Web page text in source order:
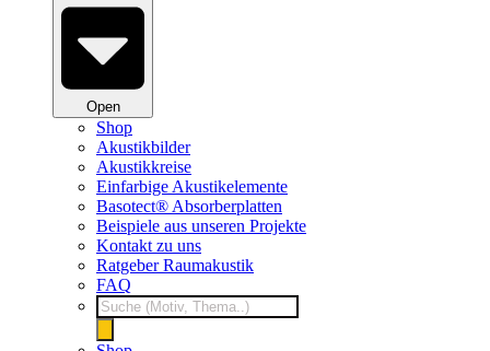
Open
Shop
Akustikbilder
Akustikkreise
Einfarbige Akustikelemente
Basotect® Absorberplatten
Beispiele aus unseren Projekte
Kontakt zu uns
Ratgeber Raumakustik
FAQ
Products
search